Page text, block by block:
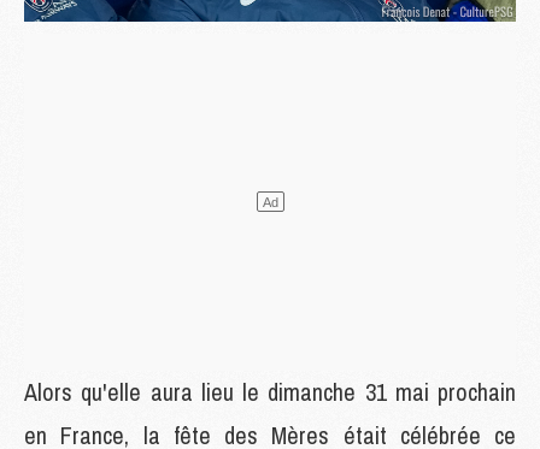
Alors qu'elle aura lieu le dimanche 31 mai prochain
en France, la fête des Mères était célébrée ce